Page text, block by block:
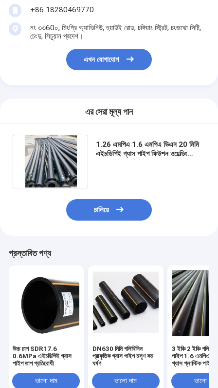
+86 18280469770
নং ৩৩60০, মিংগ্রি অ্যাভিনিউ, হুয়াউই রোড, চঙ্গিয়াং স্ট্রিট, চংজঝো সিটি,
চেংদু, সিচুয়ান প্রদেশ।
এখন যোগাযোগ
এর সেরা মূল্য পান
1.26 এমপিএ 1.6 এমপিএ ডিএন 20 মিমি
এইচডিপিই গ্যাস পাইপ ফিউশন ওয়েল্ডিং
চালিয়ে
প্রস্তাবিত পণ্য
উচ্চ চাপ SDR17.6
0.6MPa এইচডিপিই গ্যাস
পাইপ তাপ প্রতিরোধী
ভালো দাম
DN630 মিমি পলিথিলিন
প্রাকৃতিক গ্যাস পাইপ মসৃণ কম
ঘর্ষণ
ভালো দাম
3 ইঞ্চি 2 ইঞ্চি
পাইপ 1.6 এমপিএ
গ্যাস প্লাস্টিক পাইপ
ভালো দাম